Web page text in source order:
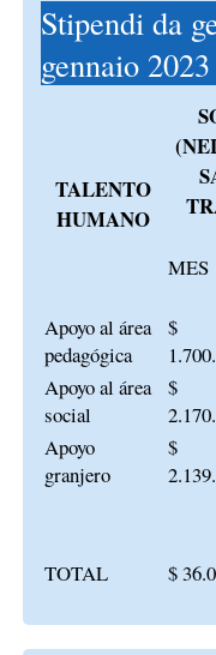
Stipendi da
gennaio 2023
TALENTO
HUMANO
MES
Apoyo al área
pedagógica
$
Apoyo al área
social
$
Apoyo
granjero
$
TOTAL $